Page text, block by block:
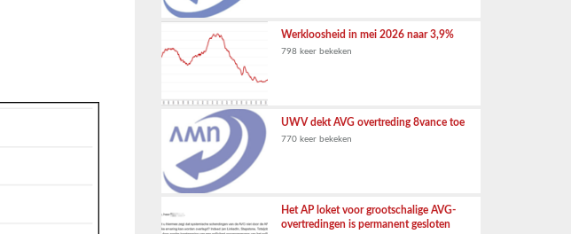
Werkloosheid in mei 2026 naar 3,9%
798 keer bekeken
UWV dekt AVG overtreding 8vance toe
770 keer bekeken
Het AP loket voor grootschalige AVG-
overtredingen is permanent gesloten